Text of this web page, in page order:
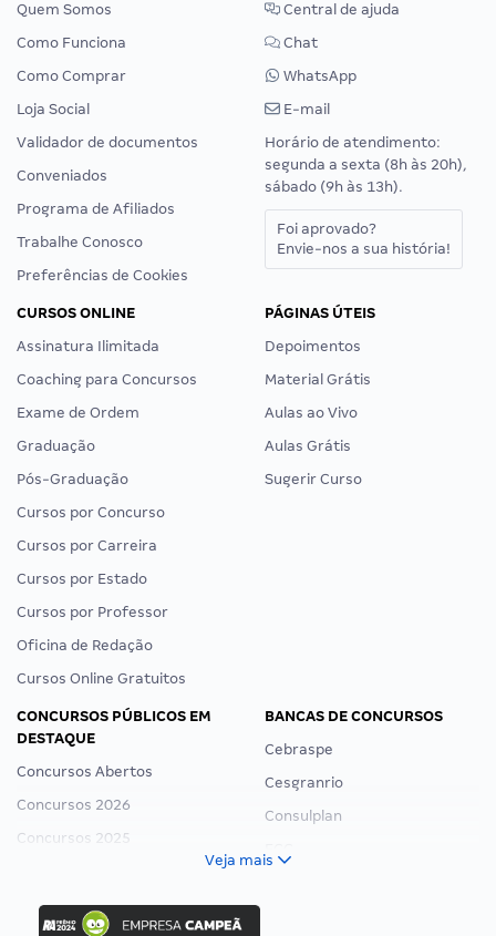
Quem Somos
Como Funciona
Como Comprar
Loja Social
Validador de documentos
Conveniados
Programa de Afiliados
Trabalhe Conosco
Preferências de Cookies
Central de ajuda
Chat
WhatsApp
E-mail
Horário de atendimento:
segunda a sexta (8h às 20h),
sábado (9h às 13h).
Foi aprovado?
Envie-nos a sua história!
CURSOS ONLINE
Assinatura Ilimitada
Coaching para Concursos
Exame de Ordem
Graduação
Pós-Graduação
Cursos por Concurso
Cursos por Carreira
Cursos por Estado
Cursos por Professor
Oficina de Redação
Cursos Online Gratuitos
PÁGINAS ÚTEIS
Depoimentos
Material Grátis
Aulas ao Vivo
Aulas Grátis
Sugerir Curso
CONCURSOS PÚBLICOS EM
DESTAQUE
Concursos Abertos
Concursos 2026
Concursos 2025
Concurso Ibama
BANCAS DE CONCURSOS
Cebraspe
Cesgranrio
Consulplan
Veja mais